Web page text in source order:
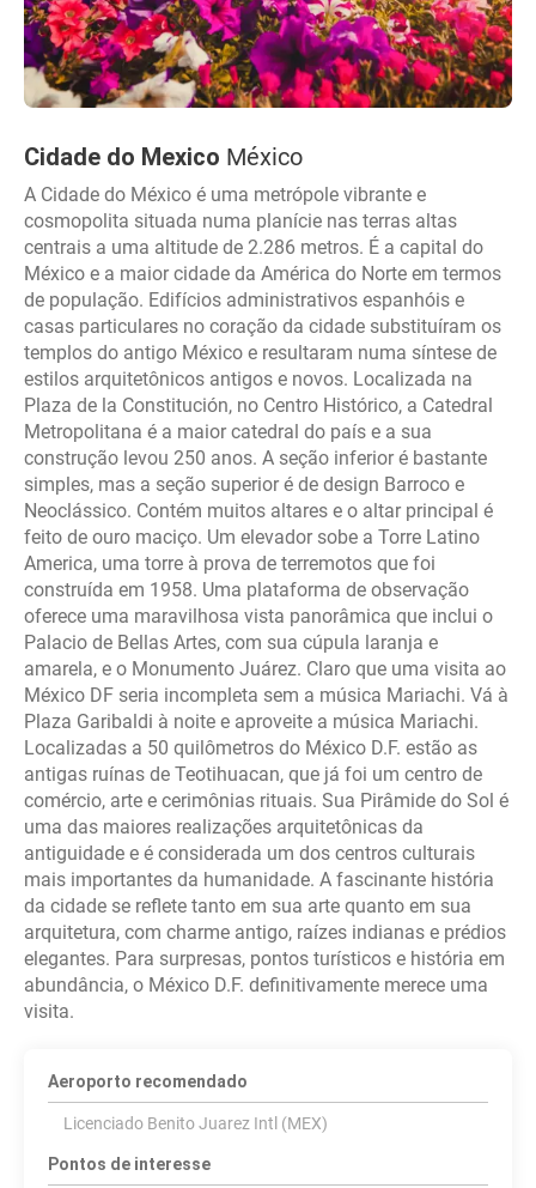
Cidade do Mexico México
A Cidade do México é uma metrópole vibrante e
cosmopolita situada numa planície nas terras altas
centrais a uma altitude de 2.286 metros. É a capital do
México e a maior cidade da América do Norte em termos
de população. Edifícios administrativos espanhóis e
casas particulares no coração da cidade substituíram os
templos do antigo México e resultaram numa síntese de
estilos arquitetônicos antigos e novos. Localizada na
Plaza de la Constitución, no Centro Histórico, a Catedral
Metropolitana é a maior catedral do país e a sua
construção levou 250 anos. A seção inferior é bastante
simples, mas a seção superior é de design Barroco e
Neoclássico. Contém muitos altares e o altar principal é
feito de ouro maciço. Um elevador sobe a Torre Latino
America, uma torre à prova de terremotos que foi
construída em 1958. Uma plataforma de observação
oferece uma maravilhosa vista panorâmica que inclui o
Palacio de Bellas Artes, com sua cúpula laranja e
amarela, e o Monumento Juárez. Claro que uma visita ao
México DF seria incompleta sem a música Mariachi. Vá à
Plaza Garibaldi à noite e aproveite a música Mariachi.
Localizadas a 50 quilômetros do México D.F. estão as
antigas ruínas de Teotihuacan, que já foi um centro de
comércio, arte e cerimônias rituais. Sua Pirâmide do Sol é
uma das maiores realizações arquitetônicas da
antiguidade e é considerada um dos centros culturais
mais importantes da humanidade. A fascinante história
da cidade se reflete tanto em sua arte quanto em sua
arquitetura, com charme antigo, raízes indianas e prédios
elegantes. Para surpresas, pontos turísticos e história em
abundância, o México D.F. definitivamente merece uma
visita.
Aeroporto recomendado
Licenciado Benito Juarez Intl (MEX)
Pontos de interesse